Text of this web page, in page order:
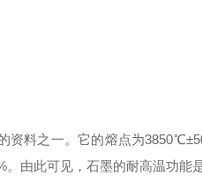
料之一。它的熔点为
由此可见，石墨的耐高温功能